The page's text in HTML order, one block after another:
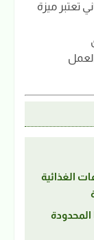
تعتبر ميزة
للصناعات الغذائية
فارما المحدودة